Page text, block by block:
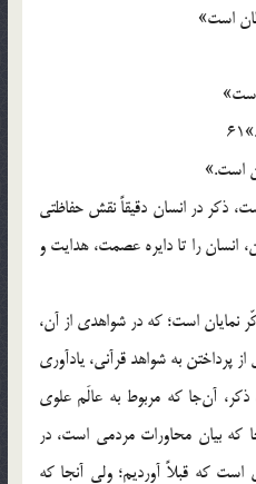
است»
است.»
ذكر در انسان دقيقاً نقش حفاظتى
انسان را تا دايره عصمت، هدايت و
نمايان است؛ كه در شواهدى از آن،
پرداختن به شواهد قرآنى، يادآورى
آن‌جا كه مربوط به عالَم علوى
كه بيان محاورات مردمى است، در
است كه قبلاً آورديم؛ ولى آنجا كه